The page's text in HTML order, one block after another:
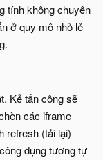
tính không chuyên
ở quy mô nhỏ lẻ
Kẻ tấn công sẽ
các iframe
refresh (tải lại)
dụng tương tự